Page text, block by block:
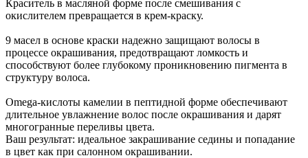
Краситель в масляной форме после смешивания с
окислителем превращается в крем-краску.
9 масел в основе краски надежно защищают волосы в
процессе окрашивания, предотвращают ломкость и
способствуют более глубокому проникновению пигмента в
структуру волоса.
Omega-кислоты камелии в пептидной форме обеспечивают
длительное увлажнение волос после окрашивания и дарят
многогранные переливы цвета.
Ваш результат: идеальное закрашивание седины и попадание
в цвет как при салонном окрашивании.